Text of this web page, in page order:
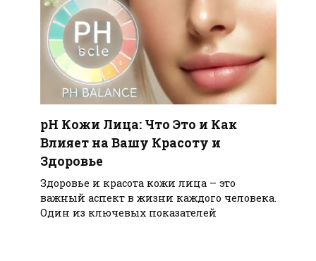
pH Кожи Лица: Что Это и Как
Влияет на Вашу Красоту и
Здоровье
Здоровье и красота кожи лица – это
важный аспект в жизни каждого человека.
Один из ключевых показателей